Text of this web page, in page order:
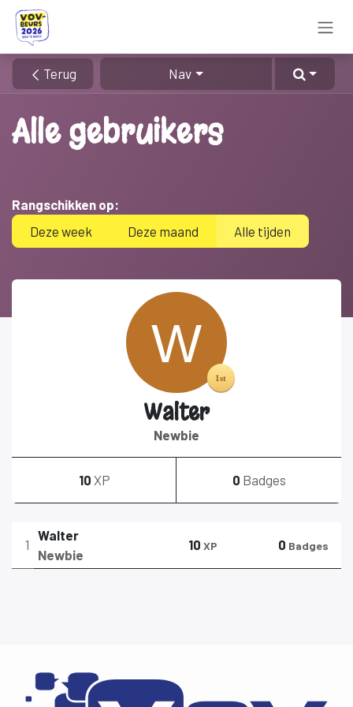
Overslaan naar inhoud
Terug Nav
Alle gebruikers
Rangschikken op:
Deze week
Deze maand Alle tijden
Walter
Newbie
10 XP 0 Badges
1
Walter
Newbie
10 XP 0 Badges